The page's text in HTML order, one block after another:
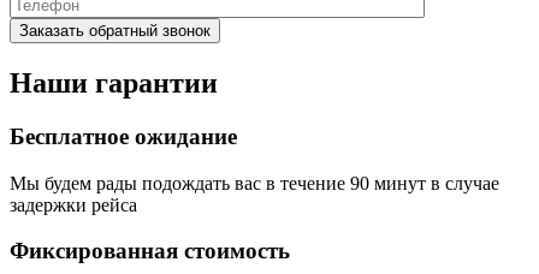
Наши гарантии
Бесплатное ожидание
Мы будем рады подождать вас в течение 90 минут в случае
задержки рейса
Фиксированная стоимость